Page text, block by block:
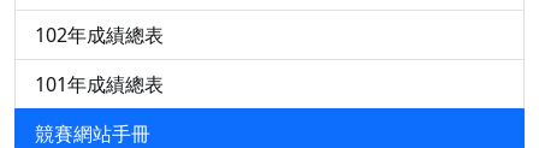
102年成績總表
101年成績總表
競賽網站手冊